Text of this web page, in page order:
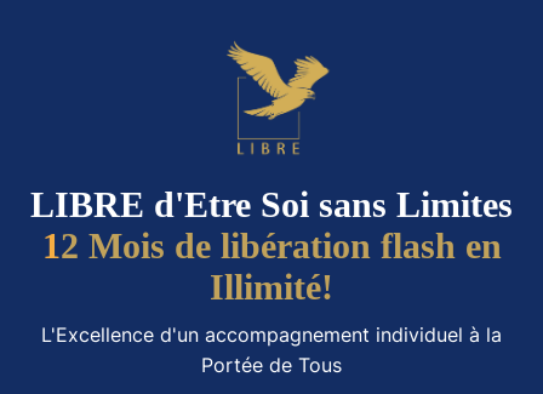
LIBRE d'Etre Soi sans Limites
12 Mois de libération flash en
Illimité!
L'Excellence d'un accompagnement individuel à la
Portée de Tous